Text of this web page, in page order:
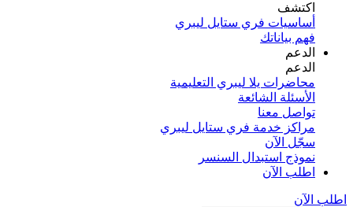
اكتشف​
أساسيات فري ستايل ليبري
فهم بياناتك
الدعم
الدعم
محاضرات يلا ليبري التعليمية
الأسئلة الشائعة
تواصل معنا
مراكز خدمة فري ستايل ليبري
سجّل الآن​
نموذج استبدال السنسر
اطلب الآن
اطلب الآن